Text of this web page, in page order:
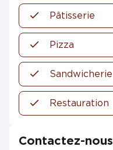
Pâtisserie
Pizza
Sandwicherie
Restauration
Contactez-nous